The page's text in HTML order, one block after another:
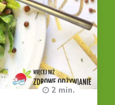
2 min.